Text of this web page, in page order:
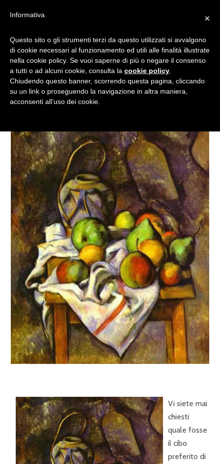
I CIBI PREFERITI DI…8
FAMOSI PERSONAGGI DEL
PASSATO!
Vi siete mai
chiesti
quale fosse
il cibo
preferito di
×
Informativa
Questo sito o gli strumenti terzi da questo utilizzati si avvalgono
di cookie necessari al funzionamento ed utili alle finalità illustrate
nella cookie policy. Se vuoi saperne di più o negare il consenso
a tutti o ad alcuni cookie, consulta la cookie policy
Chiudendo questo banner, scorrendo questa pagina, cliccando
su un link o proseguendo la navigazione in altra maniera,
acconsenti all’uso dei cookie.